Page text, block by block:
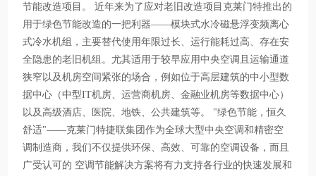
节能改造项目。 近年来为了应对老旧改造项目克莱门特推出的
用于绿色节能改造的一把利器——模块式水冷磁悬浮变频离心
式冷水机组，主要替代使用年限过长、运行能耗过高、存在安
全隐患的老旧机组。尤其适用于较早应用中央空调且运输通道
狭窄以及机房空间紧张的场合，例如位于高层建筑的中小型数
据中心（中型IT机房、运营商机房、金融业机房等数据中心）
以及高级酒店、医院、地铁、公共建筑等。 "绿色节能，恒久
舒适"——克莱门特捷联集团作为全球大型中央空调和精密空
调制造商，我们不仅提供环保、高效、可靠的空调设备，而且
广受认可的 空调节能解决方案将有力支持各行业的快速发展和